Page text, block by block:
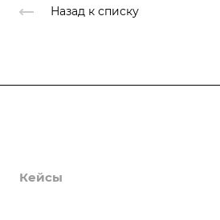
Назад к списку
Кейсы